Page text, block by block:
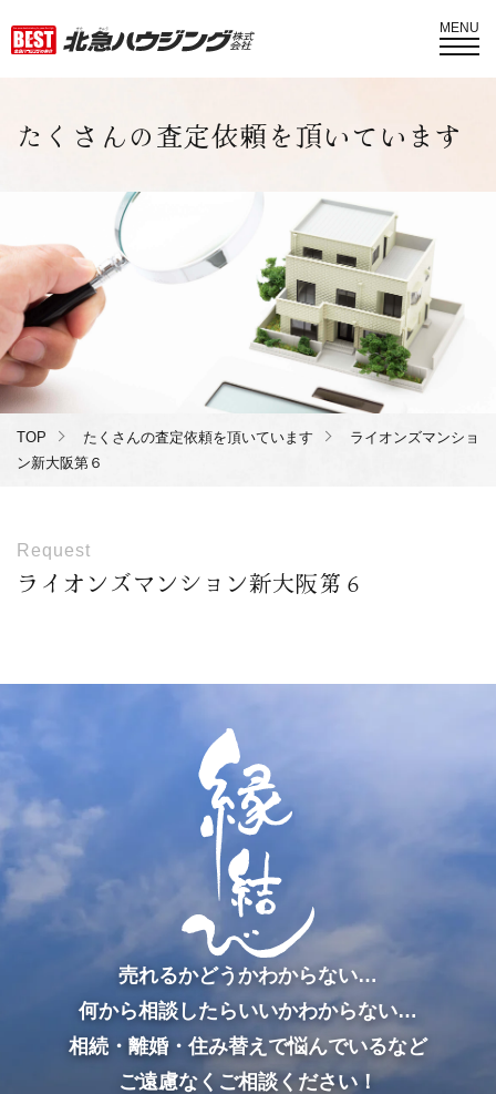
MENU
たくさんの査定依頼を頂いています
TOP たくさんの査定依頼を頂いています
ライオンズマンショ
ン新大阪第６
Request
ライオンズマンション新大阪第６
売れるかどうかわからない…
何から相談したらいいかわからない…
相続・離婚・住み替えで悩んでいるなど
ご遠慮なくご相談ください！